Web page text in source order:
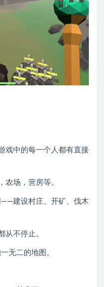
戏中的每一个人都有直接
农场，营房等。
——建设村庄、开矿、伐木
从不停止。
无二的地图。